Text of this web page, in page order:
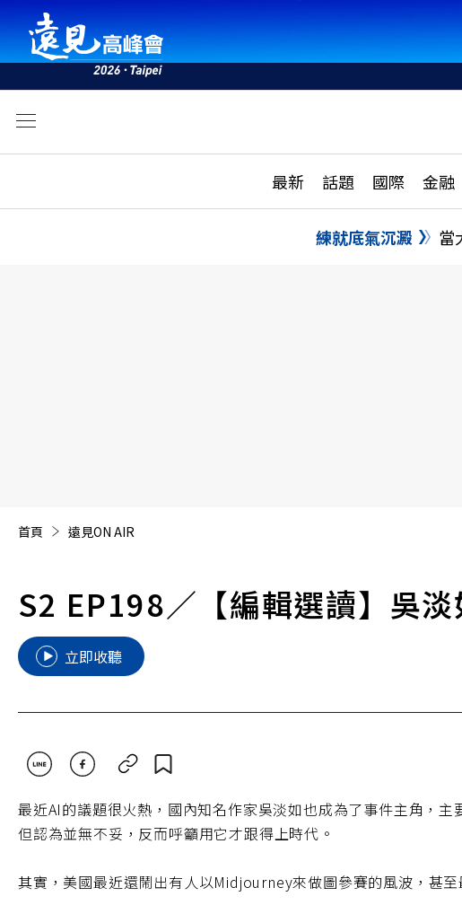
最新 話題 國際 金融
活動
話題
練就底氣沉澱 當
首頁 遠見ON AIR
S2 EP198／【編輯選讀】吳
立即收聽
最近AI的議題很火熱，國內知名作家吳淡如也成為了事件主角，
但認為並無不妥，反而呼籲用它才跟得上時代。
其實，美國最近還鬧出有人以Midjourney來做圖參賽的風波，甚